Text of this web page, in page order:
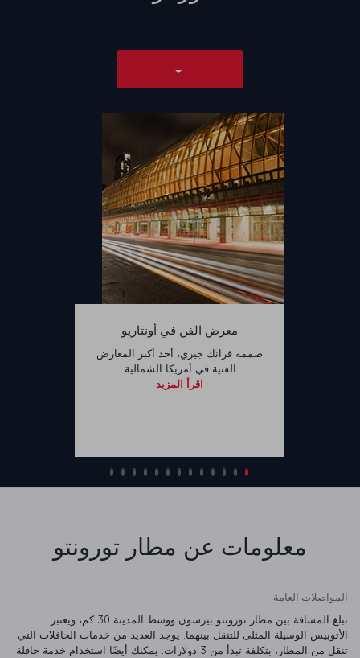
معرض الفن في أونتاريو
صممه فرانك جيري، أحد أكبر المعارض
الفنية في أمريكا الشمالية.
اقرأ المزيد
معلومات عن مطار تورونتو
المواصلات العامة
تبلغ المسافة بين مطار تورونتو بيرسون ووسط المدينة 30 كم، ويعتبر
الأتوبيس الوسيلة المثلى للتنقل بينهما. يوجد العديد من خدمات الحافلات التي
تنقل من المطار، بتكلفة تبدأ من 3 دولارات. يمكنك أيضًا استخدام خدمة حافلة